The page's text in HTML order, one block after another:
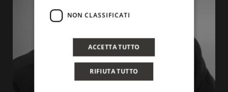
NON CLASSIFICATI
ACCETTA TUTTO
RIFIUTA TUTTO